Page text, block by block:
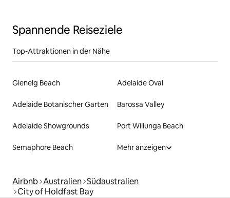
Spannende Reiseziele
Top-Attraktionen in der Nähe
Glenelg Beach Adelaide Oval
Adelaide Botanischer Garten Barossa Valley
Adelaide Showgrounds Port Willunga Beach
Semaphore Beach Mehr anzeigen
Airbnb Australien Südaustralien
City of Holdfast Bay